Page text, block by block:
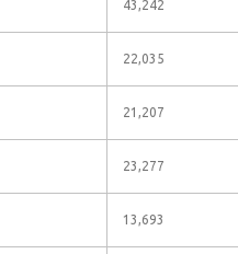
43,242
22,035
21,207
23,277
13,693